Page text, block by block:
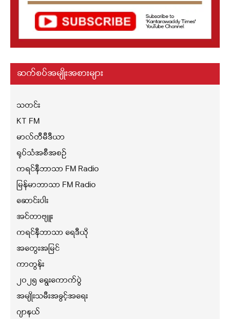
ဆက်စပ်အမျိုးအစားများ
သတင်း
KT FM
မာလ်တီမီဒီယာ
ရုပ်သံအစီအစဉ်
ကရင်နီဘာသာ FM Radio
မြန်မာဘာသာ FM Radio
ဆောင်းပါး
အင်တာဗျူး
ကရင်နီဘာသာ ရေဒီယို
အတွေးအမြင်
ကာတွန်း
၂၀၂၅ ရွေးကောက်ပွဲ
အမျိုးသမီးအခွင့်အရေး
ဂျာနယ်